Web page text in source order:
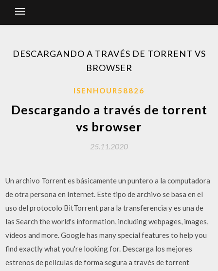
DESCARGANDO A TRAVÉS DE TORRENT VS
BROWSER
ISENHOUR58826
Descargando a través de torrent
vs browser
25.11.2020
Un archivo Torrent es básicamente un puntero a la computadora
de otra persona en Internet. Este tipo de archivo se basa en el
uso del protocolo BitTorrent para la transferencia y es una de
las Search the world's information, including webpages, images,
videos and more. Google has many special features to help you
find exactly what you're looking for. Descarga los mejores
estrenos de peliculas de forma segura a través de torrent